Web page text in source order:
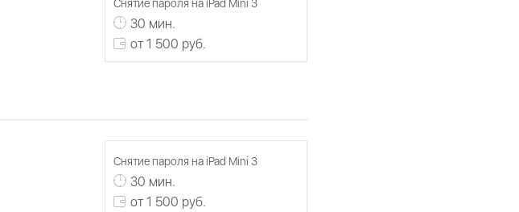
Снятие пароля на iPad Mini 3
30 мин.
от 1 500 руб.
Снятие пароля на iPad Mini 3
30 мин.
от 1 500 руб.